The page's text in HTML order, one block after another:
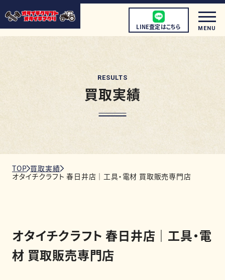
LINE査定はこちら MENU
店頭買取について
RESULTS
買取実績
TOP 買取実績
オタイチクラフト 春日井店｜工具・電材 買取販売専門店
オタイチクラフト 春日井店｜工具・電
材 買取販売専門店